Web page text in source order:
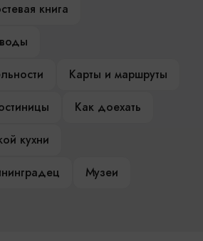
книга
Карты и маршруты
Как доехать
кухни
Музеи